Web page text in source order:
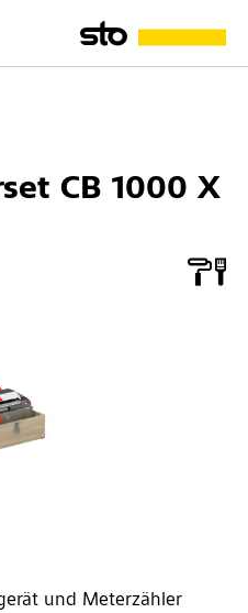
CB 1000 X
und Meterzähler